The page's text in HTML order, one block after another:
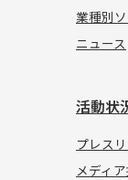
業種別
ニュース
活動状
プレス
メディ